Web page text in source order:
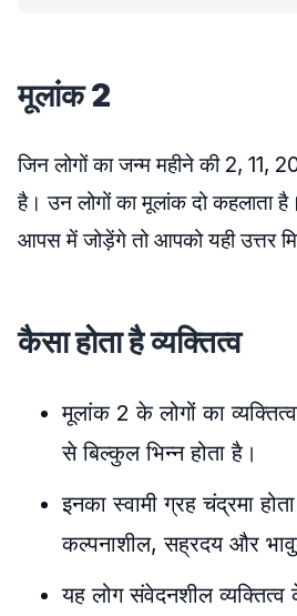
मूलांक 2
जिन लोगों का जन्म महीने की 2, 11,
है। उन लोगों का मूलांक दो कहलाता
आपस में जोड़ेंगे तो आपको यही उत्तर
कैसा होता है व्यक्तित्व
मूलांक 2 के लोगों का
से बिल्कुल भिन्न होता है।
इनका स्वामी ग्रह चंद्रमा
कल्पनाशील, सह्रदय और
यह लोग संवेदनशील